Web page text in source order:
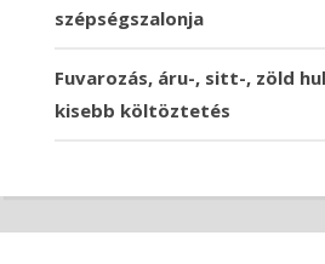
szépségszalonja
Fuvarozás, áru-, sitt-, zöld
kisebb költöztetés